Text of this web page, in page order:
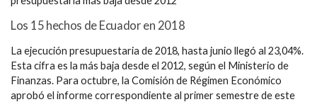
Los 15 hechos de Ecuador en 2018
La ejecución presupuestaria de 2018, hasta junio llegó al 23,04%.
Esta cifra es la más baja desde el 2012, según el Ministerio de
Finanzas. Para octubre, la Comisión de Régimen Económico
aprobó el informe correspondiente al primer semestre de este